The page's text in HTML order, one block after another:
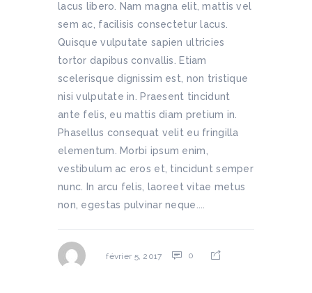
lacus libero. Nam magna elit, mattis vel
sem ac, facilisis consectetur lacus.
Quisque vulputate sapien ultricies
tortor dapibus convallis. Etiam
scelerisque dignissim est, non tristique
nisi vulputate in. Praesent tincidunt
ante felis, eu mattis diam pretium in.
Phasellus consequat velit eu fringilla
elementum. Morbi ipsum enim,
vestibulum ac eros et, tincidunt semper
nunc. In arcu felis, laoreet vitae metus
non, egestas pulvinar neque....
février 5, 2017 0